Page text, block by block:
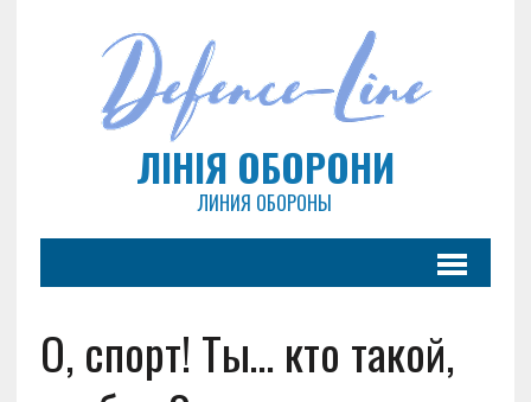
ЛІНІЯ ОБОРОНИ
ЛИНИЯ ОБОРОНЫ
О, спорт! Ты… кто такой,